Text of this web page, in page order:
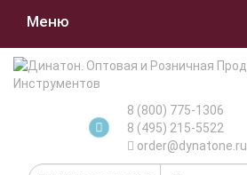
Меню
8 (800) 775-1306
8 (495) 215-5522
order@dynatone.ru